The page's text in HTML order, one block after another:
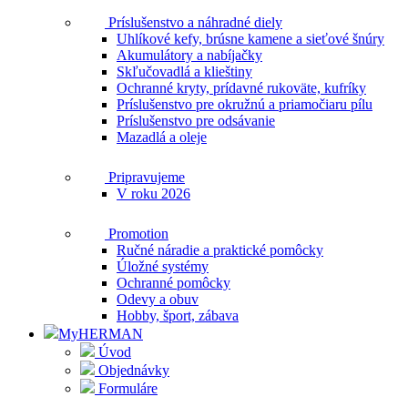
Príslušenstvo a náhradné diely
Uhlíkové kefy, brúsne kamene a sieťové šnúry
Akumulátory a nabíjačky
Skľučovadlá a klieštiny
Ochranné kryty, prídavné rukoväte, kufríky
Príslušenstvo pre okružnú a priamočiaru pílu
Príslušenstvo pre odsávanie
Mazadlá a oleje
Pripravujeme
V roku 2026
Promotion
Ručné náradie a praktické pomôcky
Úložné systémy
Ochranné pomôcky
Odevy a obuv
Hobby, šport, zábava
MyHERMAN
Úvod
Objednávky
Formuláre